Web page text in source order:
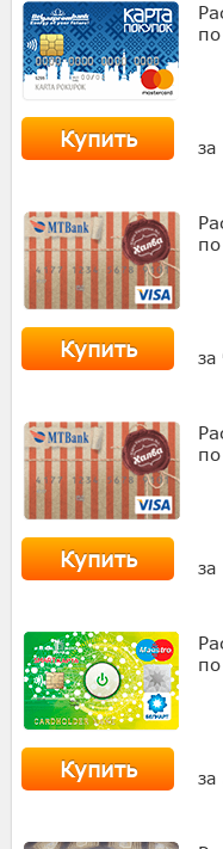
Купить за
Купить за
Купить за
Купить за